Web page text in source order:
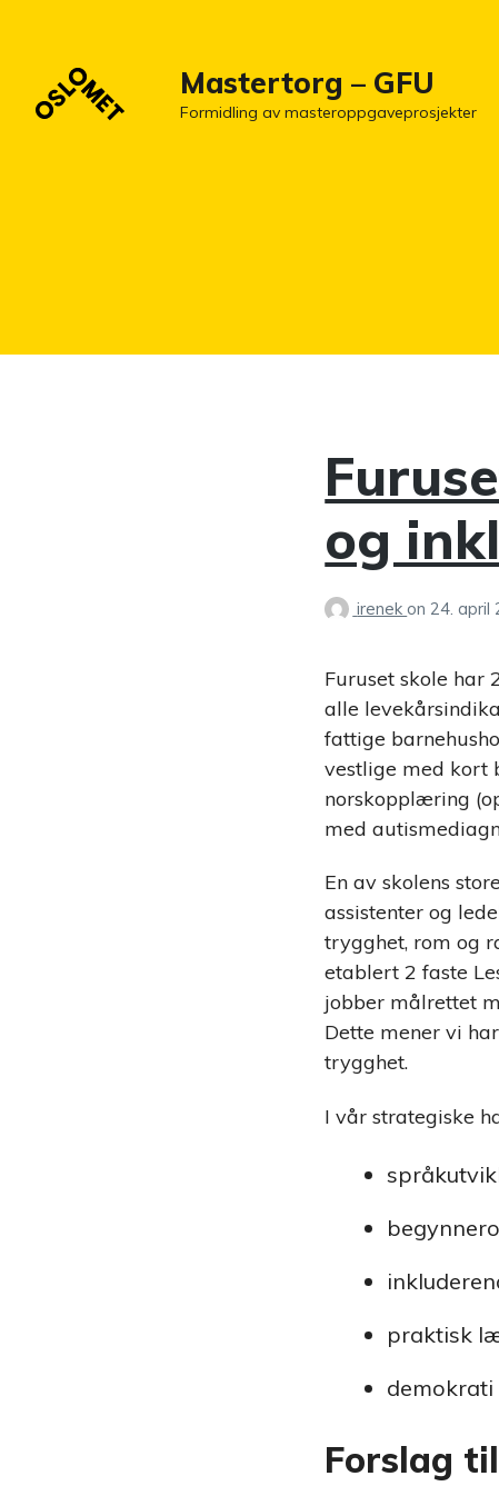
Mastertorg – GFU
Formidling av masteroppgaveprosjekter
og
irenekon 24. april
Furuset skole har
alle
fattige
vestlige med kort
norskopplæring
med
En av skolens
assistenter og
trygghet, rom og
etablert 2 faste
jobber målrettet
Dette mener vi
trygghet.
I vår strategiske
praktisk
demokrati
Forslag